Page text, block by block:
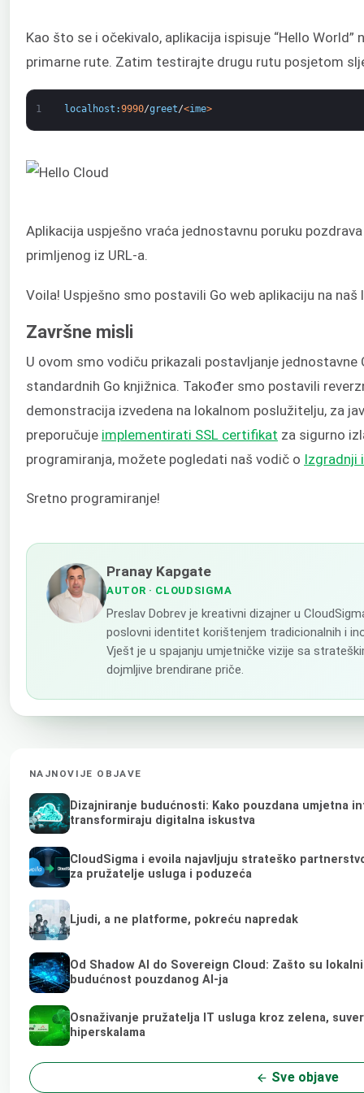
Kao što se i očekivalo, aplikacija ispisuje “Hello World”
primarne rute. Zatim testirajte drugu rutu posjetom
1 localhost :9990/greet/<ime>
Aplikacija uspješno vraća jednostavnu poruku
primljenog iz URL-a.
Voila! Uspješno smo postavili Go web aplikaciju na
Završne misli
U ovom smo vodiču prikazali postavljanje jednostavne
standardnih Go knjižnica. Također smo postavili
demonstracija izvedena na lokalnom poslužitelju, za
preporučuje implementirati SSL certifikat za sigurno
programiranja, možete pogledati naš vodič o Izgradnji
Sretno programiranje!
Pranay Kapgate
AUTOR · CLOUDSIGMA
Preslav Dobrev je kreativni dizajner u
poslovni identitet korištenjem tradicionalnih i
Vješt je u spajanju umjetničke vizije sa
dojmljive brendirane priče.
NAJNOVIJE OBJAVE
Dizajniranje budućnosti: Kako pouzdana umjetna
transformiraju digitalna iskustva
CloudSigma i evoila najavljuju strateško
za pružatelje usluga i poduzeća
Ljudi, a ne platforme, pokreću napredak
Od Shadow AI do Sovereign Cloud: Zašto su
budućnost pouzdanog AI-ja
Osnaživanje pružatelja IT usluga kroz zelena,
hiperskalama
Sve objave